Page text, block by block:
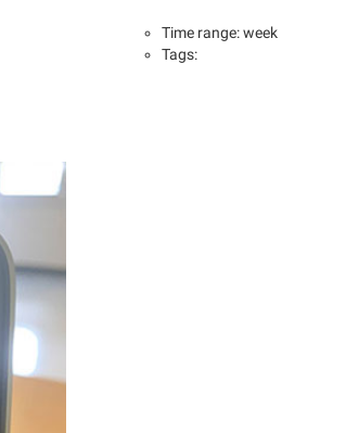
Time range: week
Tags: